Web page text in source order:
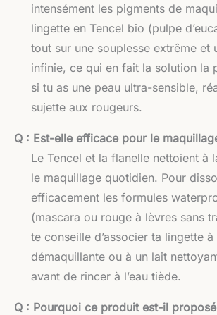
intensément les pigments de
lingette en Tencel bio (pulpe
tout sur une souplesse extrême et
infinie, ce qui en fait la solution la
si tu as une peau ultra-sensible,
sujette aux rougeurs.
Q : Est-elle efficace pour le
Le Tencel et la flanelle nettoient à
le maquillage quotidien. Pour
efficacement les formules
(mascara ou rouge à lèvres sans
te conseille d’associer ta lingette à
démaquillante ou à un lait
avant de rincer à l’eau tiède.
Q : Pourquoi ce produit est-il